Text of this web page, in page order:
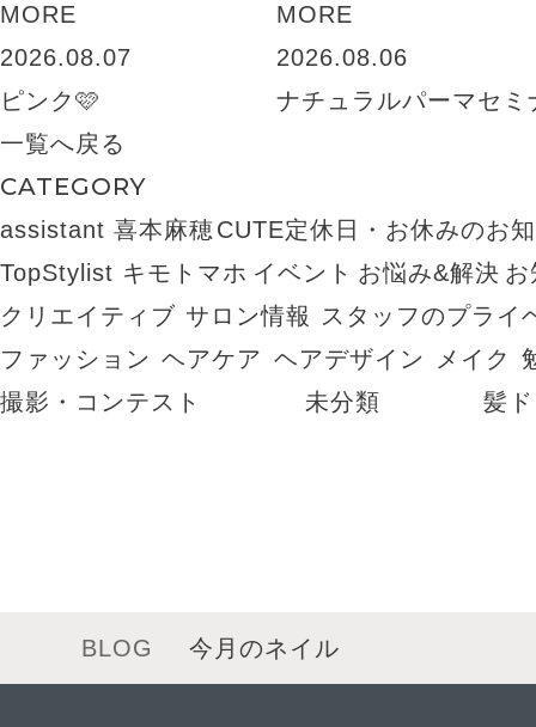
MORE
2026.08.07
ピンク🩷
MORE
2026.08.06
ナチュラルパーマセミ
一覧へ戻る
CATEGORY
assistant 喜本麻穂CUTE定休日・お休みのお
TopStylist キモトマホ イベント お悩み&解決
クリエイティブ サロン情報
スタッフのプライ
ファッション ヘアケア ヘアデザイン メイク
撮影・コンテスト
未分類 髪
BLOG 今月のネイル